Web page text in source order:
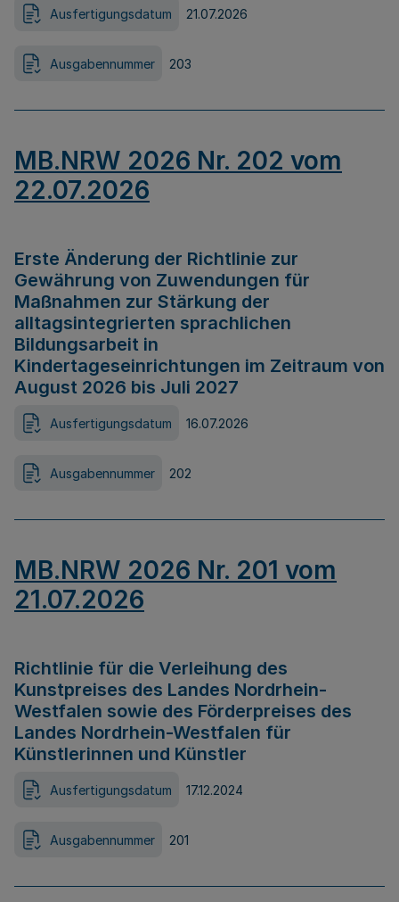
Ausfertigungsdatum 21.07.2026
Ausgabennummer 203
MB.NRW 2026 Nr. 202 vom
22.07.2026
Erste Änderung der Richtlinie zur
Gewährung von Zuwendungen für
Maßnahmen zur Stärkung der
alltagsintegrierten sprachlichen
Bildungsarbeit in
Kindertageseinrichtungen im Zeitraum von
August 2026 bis Juli 2027
Ausfertigungsdatum 16.07.2026
Ausgabennummer 202
MB.NRW 2026 Nr. 201 vom
21.07.2026
Richtlinie für die Verleihung des
Kunstpreises des Landes Nordrhein-
Westfalen sowie des Förderpreises des
Landes Nordrhein-Westfalen für
Künstlerinnen und Künstler
Ausfertigungsdatum 17.12.2024
Ausgabennummer 201